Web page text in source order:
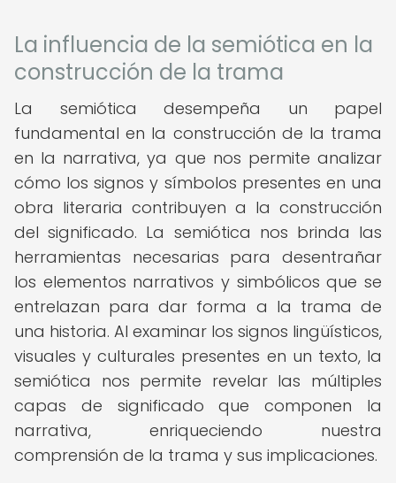
La influencia de la semiótica en la
construcción de la trama
La semiótica desempeña un papel
fundamental en la construcción de la trama
en la narrativa, ya que nos permite analizar
cómo los signos y símbolos presentes en una
obra literaria contribuyen a la construcción
del significado. La semiótica nos brinda las
herramientas necesarias para desentrañar
los elementos narrativos y simbólicos que se
entrelazan para dar forma a la trama de
una historia. Al examinar los signos lingüísticos,
visuales y culturales presentes en un texto, la
semiótica nos permite revelar las múltiples
capas de significado que componen la
narrativa, enriqueciendo nuestra
comprensión de la trama y sus implicaciones.